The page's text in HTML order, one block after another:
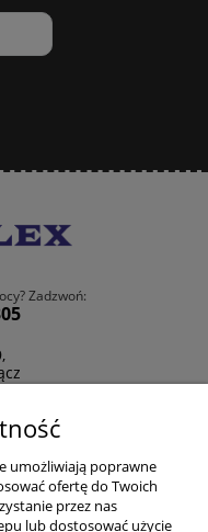
Zadzwoń:
umożliwiają poprawne
ofertę do Twoich
przez nas
lub dostosować użycie